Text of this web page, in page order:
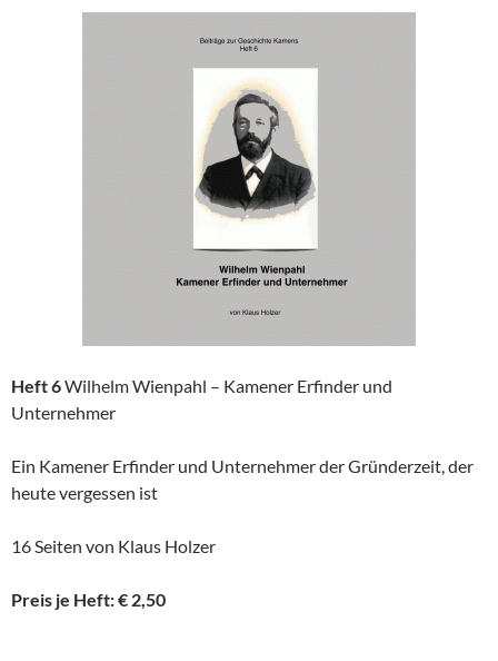
Heft 6Wilhelm Wienpahl – Kamener Erfinder und
Unternehmer
Ein Kamener Erfinder und Unternehmer der Gründerzeit, der
heute vergessen ist
16 Seiten von Klaus Holzer
Preis je Heft: € 2,50